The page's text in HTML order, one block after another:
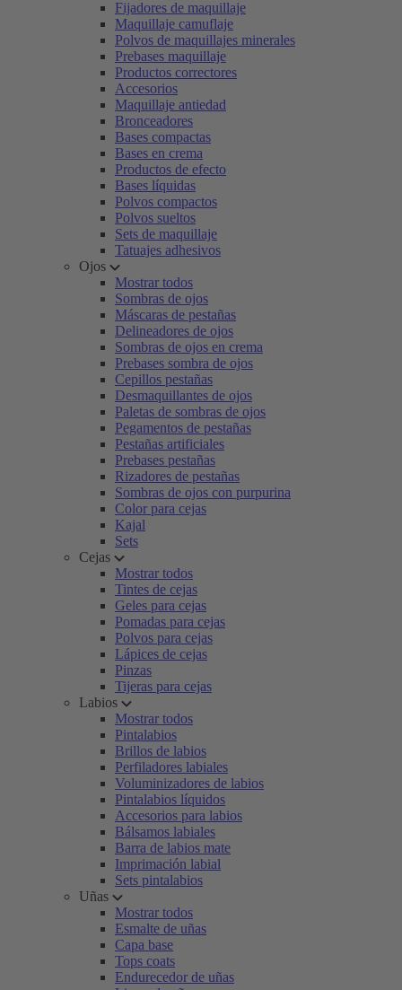
Fijadores de maquillaje
Maquillaje camuflaje
Polvos de maquillajes minerales
Prebases maquillaje
Productos correctores
Accesorios
Maquillaje antiedad
Bronceadores
Bases compactas
Bases en crema
Productos de efecto
Bases líquidas
Polvos compactos
Polvos sueltos
Sets de maquillaje
Tatuajes adhesivos
Ojos
Mostrar todos
Sombras de ojos
Máscaras de pestañas
Delineadores de ojos
Sombras de ojos en crema
Prebases sombra de ojos
Cepillos pestañas
Desmaquillantes de ojos
Paletas de sombras de ojos
Pegamentos de pestañas
Pestañas artificiales
Prebases pestañas
Rizadores de pestañas
Sombras de ojos con purpurina
Color para cejas
Kajal
Sets
Cejas
Mostrar todos
Tintes de cejas
Geles para cejas
Pomadas para cejas
Polvos para cejas
Lápices de cejas
Pinzas
Tijeras para cejas
Labios
Mostrar todos
Pintalabios
Brillos de labios
Perfiladores labiales
Voluminizadores de labios
Pintalabios líquidos
Accesorios para labios
Bálsamos labiales
Barra de labios mate
Imprimación labial
Sets pintalabios
Uñas
Mostrar todos
Esmalte de uñas
Capa base
Tops coats
Endurecedor de uñas